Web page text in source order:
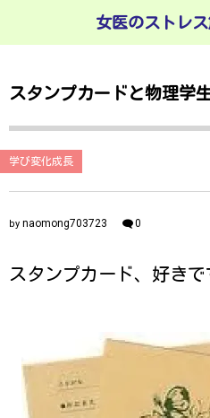
女医のストレ
スタンプカードと物理学
学び変化成長
by naomong703723 0
スタンプカード、好きで